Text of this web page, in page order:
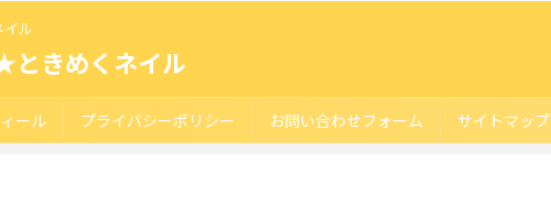
ル
ときめくネイル
ール プライバシーポリシー お問い合わせフォーム サイトマップ